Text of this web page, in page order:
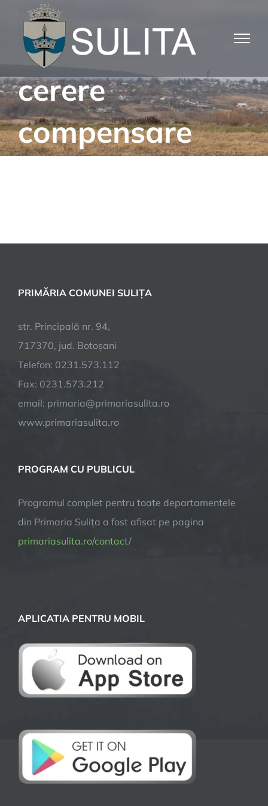
content
cerere
compensare
PRIMĂRIA COMUNEI SULIȚA
str. Principală nr. 94,
717370, jud. Botoșani
Telefon: 0231.573.112
Fax: 0231.573.212
email: primaria@primariasulita.ro
www.primariasulita.ro
PROGRAM CU PUBLICUL
Programul complet pentru toate departamentele
din Primaria Sulița a fost afisat pe pagina
primariasulita.ro/contact/
APLICATIA PENTRU MOBIL